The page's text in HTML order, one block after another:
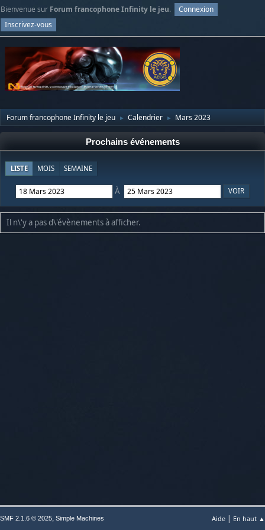
Bienvenue sur Forum francophone Infinity le jeu.
Connexion
Inscrivez-vous
Forum francophone Infinity le jeu ► Calendrier ► Mars 2023
Prochains événements
LISTE MOIS SEMAINE
À
Il n\'y a pas d\'évènements à afficher.
Aide | En haut ▲
SMF 2.1.6 © 2025, Simple Machines